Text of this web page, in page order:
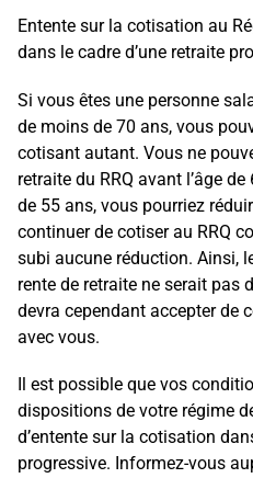
Entente sur la cotisation au
dans le cadre d’une retraite
Si vous êtes une personne
de moins de 70 ans, vous
cotisant autant. Vous ne
retraite du RRQ avant l’âge
de 55 ans, vous pourriez
continuer de cotiser au RRQ
subi aucune réduction. Ainsi,
rente de retraite ne serait pas
devra cependant accepter de
avec vous.
Il est possible que vos
dispositions de votre régime
d’entente sur la cotisation
progressive. Informez-vous